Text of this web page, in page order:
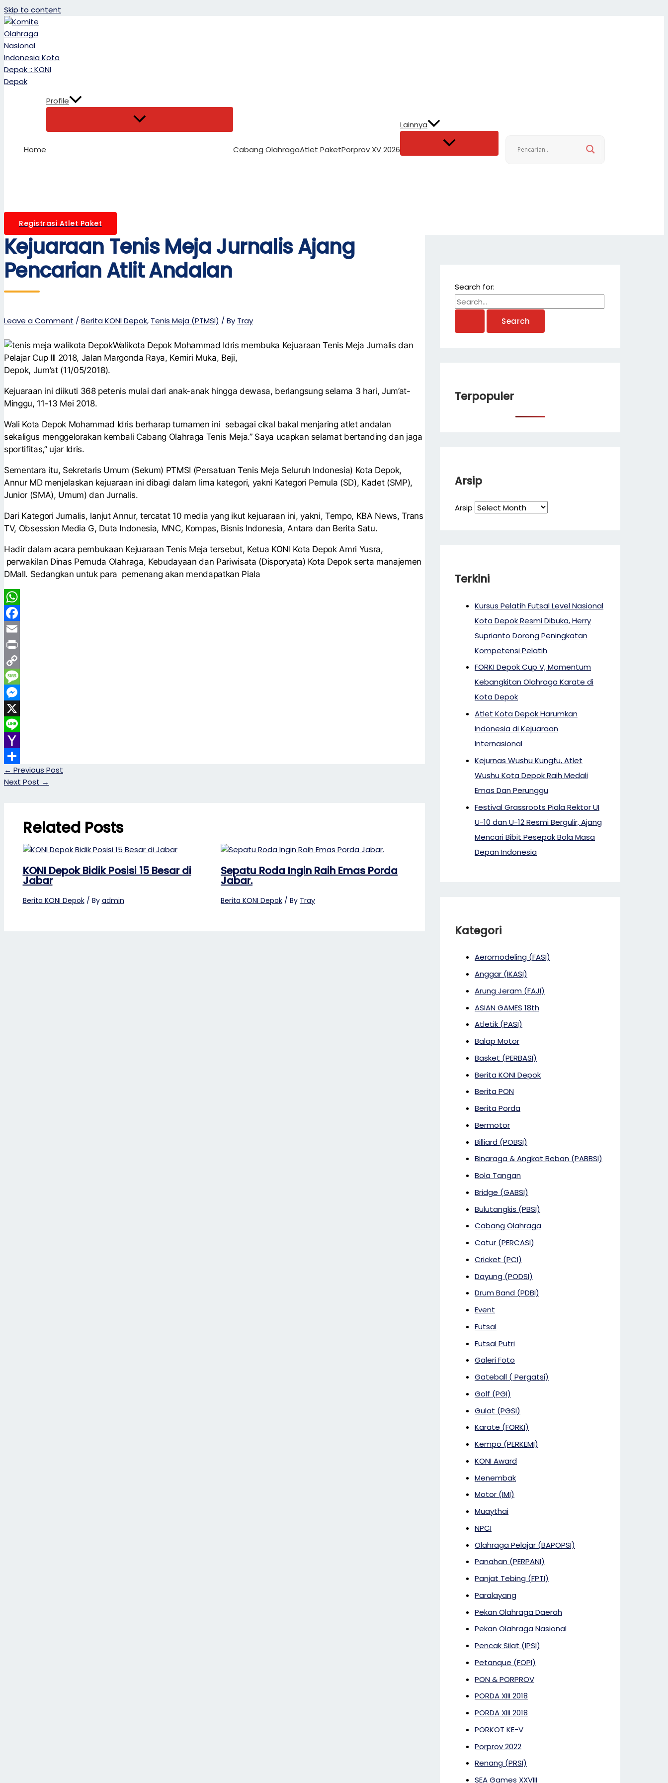
Skip to content
Home
Profile
Cabang OlahragaAtlet PaketPorprov XV 2026
Lainnya
Registrasi Atlet Paket
Kejuaraan Tenis Meja Jurnalis Ajang
Pencarian Atlit Andalan
Leave a Comment / Berita KONI Depok, Tenis Meja (PTMSI) / By Tray
Walikota Depok Mohammad Idris membuka Kejuaraan Tenis Meja Jurnalis dan
Pelajar Cup III 2018, Jalan Margonda Raya, Kemiri Muka, Beji,
Depok, Jum’at (11/05/2018).
Kejuaraan ini diikuti 368 petenis mulai dari anak-anak hingga dewasa, berlangsung selama 3 hari, Jum’at-
Minggu, 11-13 Mei 2018.
Wali Kota Depok Mohammad Idris berharap turnamen ini sebagai cikal bakal menjaring atlet andalan
sekaligus menggelorakan kembali Cabang Olahraga Tenis Meja.” Saya ucapkan selamat bertanding dan jaga
sportifitas,” ujar Idris.
Sementara itu, Sekretaris Umum (Sekum) PTMSI (Persatuan Tenis Meja Seluruh Indonesia) Kota Depok,
Annur MD menjelaskan kejuaraan ini dibagi dalam lima kategori, yakni Kategori Pemula (SD), Kadet (SMP),
Junior (SMA), Umum) dan Jurnalis.
Dari Kategori Jurnalis, lanjut Annur, tercatat 10 media yang ikut kejuaraan ini, yakni, Tempo, KBA News, Trans
TV, Obsession Media G, Duta Indonesia, MNC, Kompas, Bisnis Indonesia, Antara dan Berita Satu.
Hadir dalam acara pembukaan Kejuaraan Tenis Meja tersebut, Ketua KONI Kota Depok Amri Yusra,
perwakilan Dinas Pemuda Olahraga, Kebudayaan dan Pariwisata (Disporyata) Kota Depok serta manajemen
DMall. Sedangkan untuk para pemenang akan mendapatkan Piala
WhatsApp
Facebook
Email
Print
Copy
Link
Message
Messenger
X
Line
Yahoo
Mail
Share
← Previous Post
Next Post →
Related Posts
KONI Depok Bidik Posisi 15 Besar di
Jabar
Berita KONI Depok/ By admin
Sepatu Roda Ingin Raih Emas Porda
Jabar.
Berita KONI Depok / By Tray
Search for:
Terpopuler
Arsip
Arsip
Terkini
Kursus Pelatih Futsal Level Nasional
Kota Depok Resmi Dibuka, Herry
Suprianto Dorong Peningkatan
Kompetensi Pelatih
FORKI Depok Cup V, Momentum
Kebangkitan Olahraga Karate di
Kota Depok
Atlet Kota Depok Harumkan
Indonesia di Kejuaraan
Internasional
Kejurnas Wushu Kungfu, Atlet
Wushu Kota Depok Raih Medali
Emas Dan Perunggu
Festival Grassroots Piala Rektor UI
U-10 dan U-12 Resmi Bergulir, Ajang
Mencari Bibit Pesepak Bola Masa
Depan Indonesia
Kategori
Aeromodeling (FASI)
Anggar (IKASI)
Arung Jeram (FAJI)
ASIAN GAMES 18th
Atletik (PASI)
Balap Motor
Basket (PERBASI)
Berita KONI Depok
Berita PON
Berita Porda
Bermotor
Billiard (POBSI)
Binaraga & Angkat Beban (PABBSI)
Bola Tangan
Bridge (GABSI)
Bulutangkis (PBSI)
Cabang Olahraga
Catur (PERCASI)
Cricket (PCI)
Dayung (PODSI)
Drum Band (PDBI)
Event
Futsal
Futsal Putri
Galeri Foto
Gateball ( Pergatsi)
Golf (PGI)
Gulat (PGSI)
Karate (FORKI)
Kempo (PERKEMI)
KONI Award
Menembak
Motor (IMI)
Muaythai
NPCI
Olahraga Pelajar (BAPOPSI)
Panahan (PERPANI)
Panjat Tebing (FPTI)
Paralayang
Pekan Olahraga Daerah
Pekan Olahraga Nasional
Pencak Silat (IPSI)
Petanque (FOPI)
PON & PORPROV
PORDA XIII 2018
PORDA XIII 2018
PORKOT KE-V
Porprov 2022
Renang (PRSI)
SEA Games XXVIII